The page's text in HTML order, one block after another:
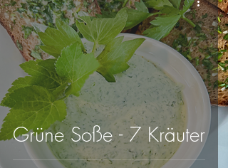
Grüne Soße - 7 Kräuter